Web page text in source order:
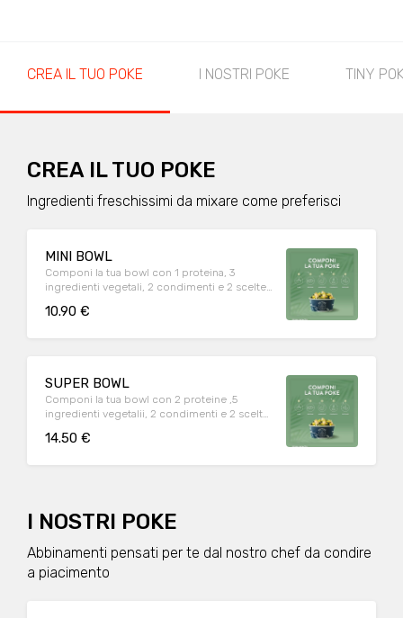
CREA IL TUO POKE I NOSTRI POKE TINY
CREA IL TUO POKE
Ingredienti freschissimi da mixare come preferisci
MINI BOWL
Componi la tua bowl con 1 proteina, 3
ingredienti vegetali, 2 condimenti e 2 scelte
10.90 €
SUPER BOWL
Componi la tua bowl con 2 proteine ,5
ingredienti vegetalii, 2 condimenti e 2 scelte
14.50 €
I NOSTRI POKE
Abbinamenti pensati per te dal nostro chef da condire
a piacimento